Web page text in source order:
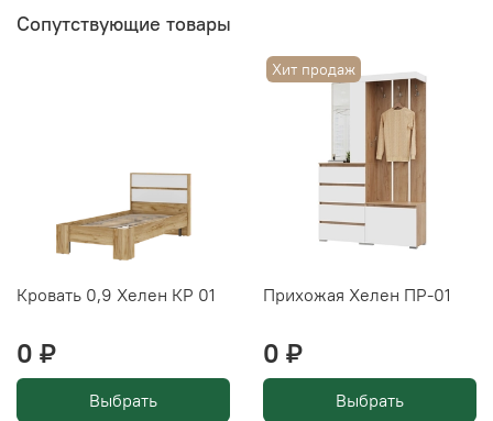
Сопутствующие товары
Кровать 0,9 Хелен КР 01
0 ₽
Выбрать
Хит продаж
Прихожая Хелен ПР-01
0 ₽
Выбрать